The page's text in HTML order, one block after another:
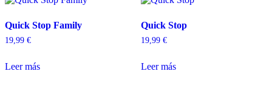
Quick Stop Family
19,99 €
Leer más
Quick Stop
19,99 €
Leer más